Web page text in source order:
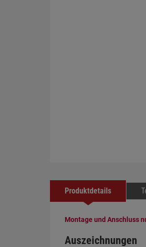
Produktdetails
Montage und Anschluss
Auszeichnungen